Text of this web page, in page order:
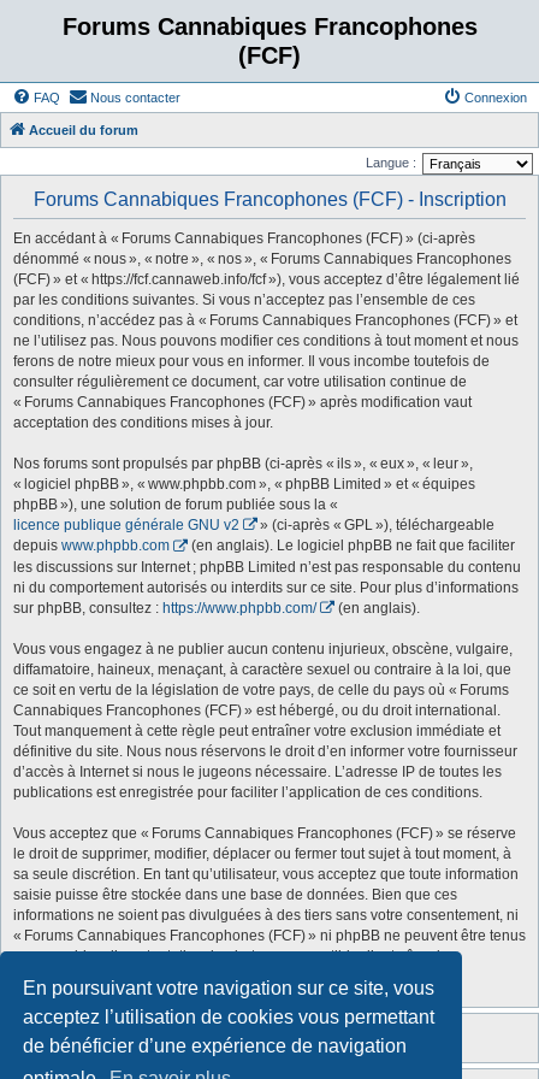
En poursuivant votre navigation sur ce site, vous
acceptez l’utilisation de cookies vous permettant
de bénéficier d’une expérience de navigation
Forums Cannabiques Francophones
(FCF)
FAQ Nous contacter Connexion
Accueil du forum
Langue :
Forums Cannabiques Francophones (FCF) - Inscription
En accédant à « Forums Cannabiques Francophones (FCF) » (ci-après
dénommé « nous », « notre », « nos », « Forums Cannabiques Francophones
(FCF) » et « https://fcf.cannaweb.info/fcf »), vous acceptez d’être légalement lié
par les conditions suivantes. Si vous n’acceptez pas l’ensemble de ces
conditions, n’accédez pas à « Forums Cannabiques Francophones (FCF) » et
ne l’utilisez pas. Nous pouvons modifier ces conditions à tout moment et nous
ferons de notre mieux pour vous en informer. Il vous incombe toutefois de
consulter régulièrement ce document, car votre utilisation continue de
« Forums Cannabiques Francophones (FCF) » après modification vaut
acceptation des conditions mises à jour.
Nos forums sont propulsés par phpBB (ci-après « ils », « eux », « leur »,
« logiciel phpBB », « www.phpbb.com », « phpBB Limited » et « équipes
phpBB »), une solution de forum publiée sous la «
licence publique générale GNU v2
» (ci-après « GPL »), téléchargeable
depuis www.phpbb.com
(en anglais). Le logiciel phpBB ne fait que faciliter
les discussions sur Internet ; phpBB Limited n’est pas responsable du contenu
ni du comportement autorisés ou interdits sur ce site. Pour plus d’informations
sur phpBB, consultez : https://www.phpbb.com/ (en anglais).
Vous vous engagez à ne publier aucun contenu injurieux, obscène, vulgaire,
diffamatoire, haineux, menaçant, à caractère sexuel ou contraire à la loi, que
ce soit en vertu de la législation de votre pays, de celle du pays où « Forums
Cannabiques Francophones (FCF) » est hébergé, ou du droit international.
Tout manquement à cette règle peut entraîner votre exclusion immédiate et
définitive du site. Nous nous réservons le droit d’en informer votre fournisseur
d’accès à Internet si nous le jugeons nécessaire. L’adresse IP de toutes les
publications est enregistrée pour faciliter l’application de ces conditions.
Vous acceptez que « Forums Cannabiques Francophones (FCF) » se réserve
le droit de supprimer, modifier, déplacer ou fermer tout sujet à tout moment, à
sa seule discrétion. En tant qu’utilisateur, vous acceptez que toute information
saisie puisse être stockée dans une base de données. Bien que ces
informations ne soient pas divulguées à des tiers sans votre consentement, ni
« Forums Cannabiques Francophones (FCF) » ni phpBB ne peuvent être tenus
responsables d’une tentative de piratage susceptible d’entraîner la
compromission des données.